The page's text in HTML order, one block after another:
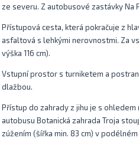
ze severu. Z autobusové zastávky Na
Přístupová cesta, která pokračuje z
asfaltová s lehkými nerovnostmi. Za
výška 116 cm).
Vstupní prostor s turniketem a
dlažbou.
Přístup do zahrady z jihu je s
autobusu Botanická zahrada Troja
zúžením (šířka min. 83 cm) v